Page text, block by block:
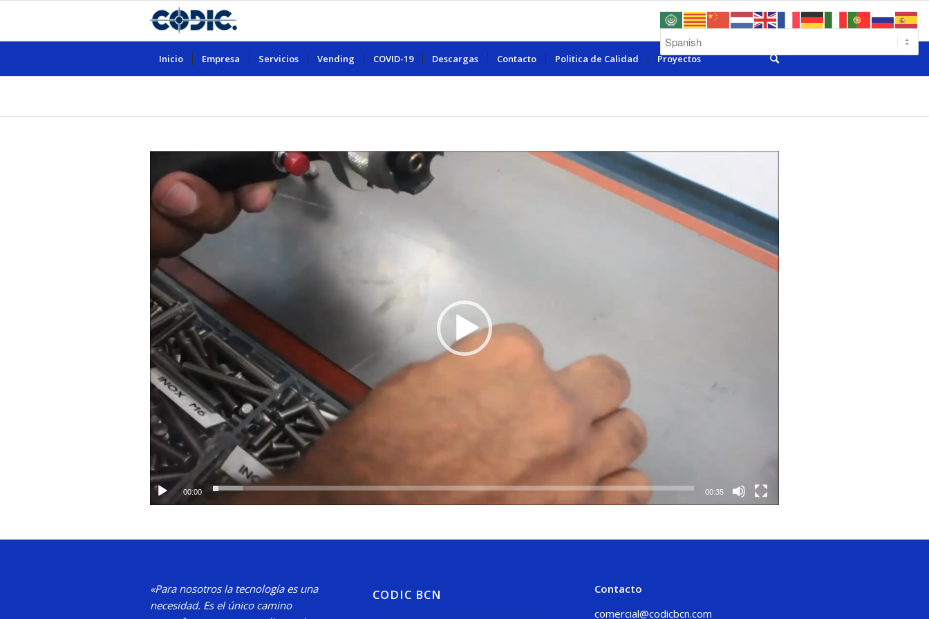
Inicio Empresa Servicios Vending COVID-19 Descargas Contacto Politica de Calidad Proyectos
00:00 00:35
«Para nosotros la tecnología es una
necesidad. Es el único camino
CODIC BCN
Contacto
comercial@codicbcn.com